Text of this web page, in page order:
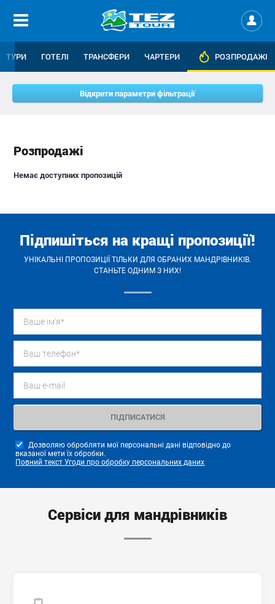
ТУРИ ГОТЕЛІ ТРАНСФЕРИ ЧАРТЕРИ РОЗПРОДАЖІ
Відкрити параметри фільтрації
Розпродажі
Немає доступних пропозицій
Підпишіться на кращі пропозиції!
УНІКАЛЬНІ ПРОПОЗИЦІЇ ТІЛЬКИ ДЛЯ ОБРАНИХ МАНДРІВНИКІВ.
СТАНЬТЕ ОДНИМ З НИХ!
Дозволяю обробляти мої персональні дані відповідно до
вказаної мети їх обробки.
Повний текст Угоди про обробку персональних даних
Сервіси для мандрівників